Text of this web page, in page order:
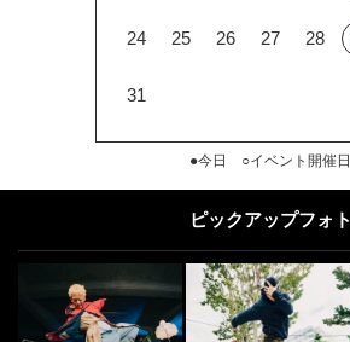
24 25 26 27 28
31
●今日 ○イベント開催日
ピックアップフォト